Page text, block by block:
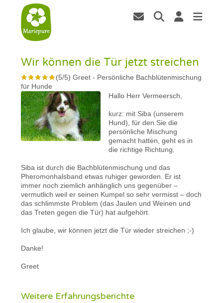
Wir können die Tür jetzt streichen
(5/5)Greet - Persönliche Bachblütenmischung
für Hunde
Hallo Herr Vermeersch,
kurz: mit Siba (unserem
Hund), für den Sie die
persönliche Mischung
gemacht hatten, geht es in
die richtige Richtung.
Siba ist durch die Bachblütenmischung und das
Pheromonhalsband etwas ruhiger geworden. Er ist
immer noch ziemlich anhänglich uns gegenüber –
vermutlich weil er seinen Kumpel so sehr vermisst – doch
das schlimmste Problem (das Jaulen und Weinen und
das Treten gegen die Tür) hat aufgehört.
Ich glaube, wir können jetzt die Tür wieder streichen ;-)
Danke!
Greet
Weitere Erfahrungsberichte